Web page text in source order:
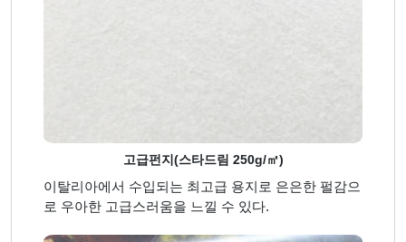
고급펀지(스타드림 250g/㎡)
이탈리아에서 수입되는 최고급 용지로 은은한 펄감으
로 우아한 고급스러움을 느낄 수 있다.